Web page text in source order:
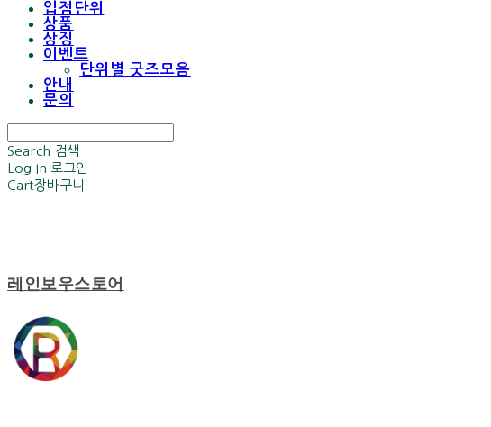
입점단위
상품
상징
이벤트
단위별 굿즈모음
안내
문의
Search 검색
Log In 로그인
Cart장바구니
레인보우스토어